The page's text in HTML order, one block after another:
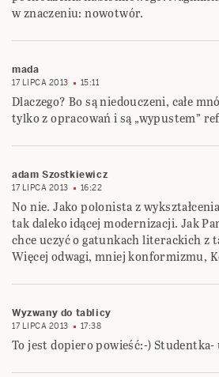
w znaczeniu: nowotwór.
mada
17 LIPCA 2013 15:11
Dlaczego? Bo są niedouczeni, całe
tylko z opracowań i są „wypustem”
adam Szostkiewicz
17 LIPCA 2013 16:22
No nie. Jako polonista z
tak daleko idącej modernizacji. Jak
chce uczyć o gatunkach literackich z
Więcej odwagi, mniej konformizmu,
Wyzwany do tablicy
17 LIPCA 2013 17:38
To jest dopiero powieść:-)